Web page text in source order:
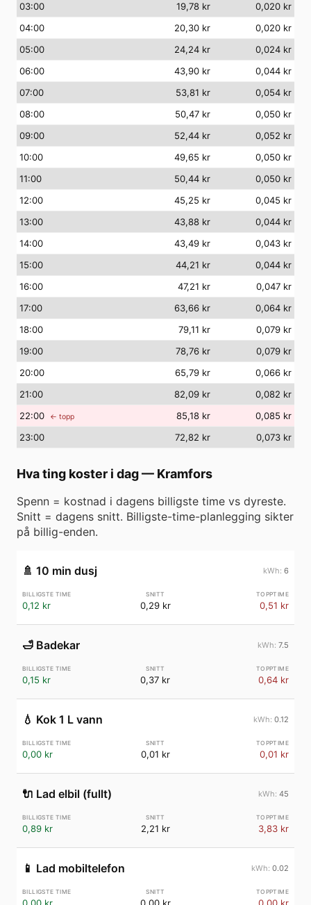
03:00 19,78 kr
0,020 kr
04:00 20,30 kr
0,020 kr
05:00 24,24 kr
0,024 kr
06:00 43,90 kr
0,044 kr
07:00 53,81 kr
0,054 kr
08:00 50,47 kr
0,050 kr
09:00 52,44 kr
0,052 kr
10:00 49,65 kr
0,050 kr
11:00 50,44 kr
0,050 kr
12:00 45,25 kr
0,045 kr
13:00 43,88 kr
0,044 kr
14:00 43,49 kr
0,043 kr
15:00 44,21 kr
0,044 kr
16:00 47,21 kr
0,047 kr
17:00 63,66 kr
0,064 kr
18:00 79,11 kr
0,079 kr
19:00 78,76 kr
0,079 kr
20:00 65,79 kr
0,066 kr
21:00 82,09 kr
0,082 kr
22:00 ← topp 85,18 kr
0,085 kr
23:00 72,82 kr 0,073 kr
Hva ting koster i dag— Kramfors
Spenn = kostnad i dagens billigste time vs dyreste.
Snitt = dagens snitt. Billigste-time-planlegging sikter
på billig-enden.
🚿 10 min dusj 6
0,12 kr 0,29 kr 0,51 kr
🛁 Badekar 7.5
0,15 kr 0,37 kr 0,64 kr
💧 Kok 1 L vann 0.12
0,00 kr 0,01 kr 0,01 kr
🔌 Lad elbil (fullt) 45
0,89 kr 2,21 kr 3,83 kr
📱 Lad mobiltelefon 0.02